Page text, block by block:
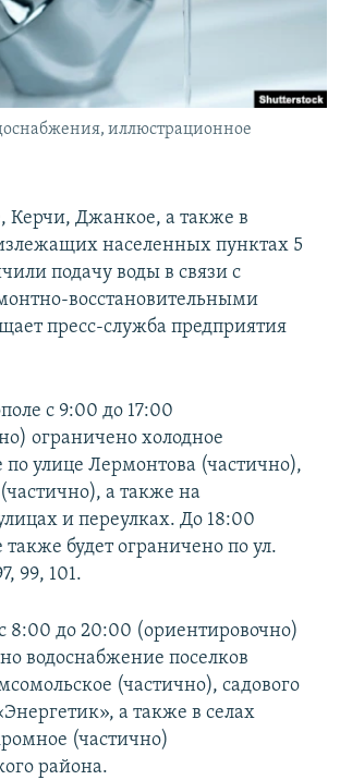
КРЫМА
RL
иллюстрационное
Керчи, Джанкое, а также в
населенных пунктах 5
подачу воды в связи с
восстановительными
пресс-служба предприятия
с 9:00 до 17:00
ограничено холодное
улице Лермонтова (частично),
а также на
и переулках. До 18:00
будет ограничено по ул.
99, 101.
8:00 до 20:00 (ориентировочно)
водоснабжение поселков
(частично), садового
а также в селах
(частично)
района.